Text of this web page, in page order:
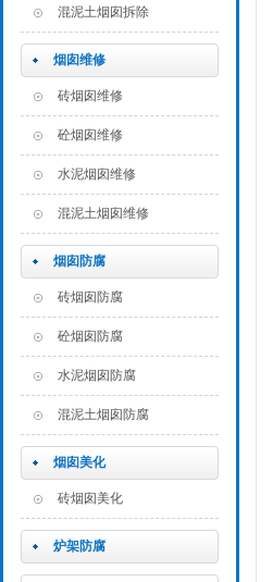
混泥土烟囱拆除
烟囱维修
砖烟囱维修
砼烟囱维修
水泥烟囱维修
混泥土烟囱维修
烟囱防腐
砖烟囱防腐
砼烟囱防腐
水泥烟囱防腐
混泥土烟囱防腐
烟囱美化
砖烟囱美化
炉架防腐